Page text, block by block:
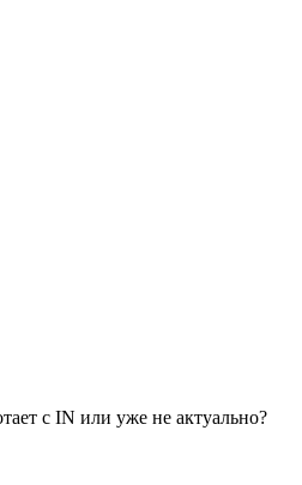
с IN или уже не актуально?